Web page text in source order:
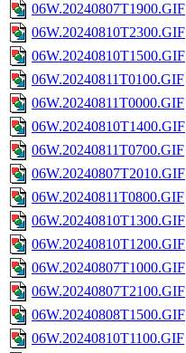
06W.20240807T1900.GIF
06W.20240810T2300.GIF
06W.20240810T1500.GIF
06W.20240811T0100.GIF
06W.20240811T0000.GIF
06W.20240810T1400.GIF
06W.20240811T0700.GIF
06W.20240807T2010.GIF
06W.20240811T0800.GIF
06W.20240810T1300.GIF
06W.20240810T1200.GIF
06W.20240807T1000.GIF
06W.20240807T2100.GIF
06W.20240808T1500.GIF
06W.20240810T1100.GIF